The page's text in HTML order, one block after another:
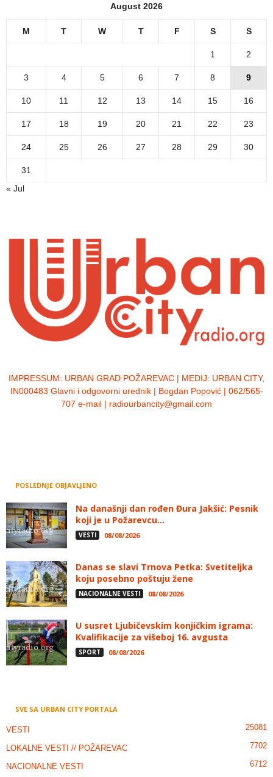
August 2026
M T W T F S S
1 2
3 4 5 6 7 8 9
10 11 12 13 14 15 16
17 18 19 20 21 22 23
24 25 26 27 28 29 30
31
« Jul
IMPRESSUM: URBAN GRAD POŽAREVAC | MEDIJ: URBAN CITY,
IN000483 Glavni i odgovorni urednik | Bogdan Popović | 062/565-
707 e-mail | radiourbancity@gmail.com
POSLEDNJE OBJAVLJENO
Na današnji dan rođen Đura Jakšić: Pesnik
koji je u Požarevcu...
VESTI 08/08/2026
Danas se slavi Trnova Petka: Svetiteljka
koju posebno poštuju žene
NACIONALNE VESTI 08/08/2026
U susret Ljubičevskim konjičkim igrama:
Kvalifikacije za višeboj 16. avgusta
SPORT 08/08/2026
SVE SA URBAN CITY PORTALA
VESTI 25081
LOKALNE VESTI // POŽAREVAC 7702
NACIONALNE VESTI 6712